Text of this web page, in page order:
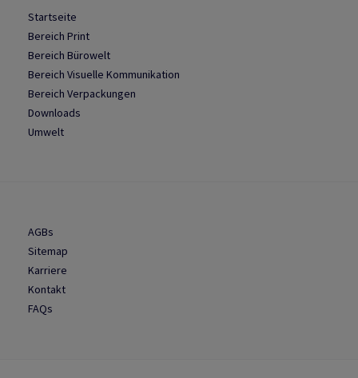
Startseite
Bereich Print
Bereich Bürowelt
Bereich Visuelle Kommunikation
Bereich Verpackungen
Downloads
Umwelt
AGBs
Sitemap
Karriere
Kontakt
FAQs